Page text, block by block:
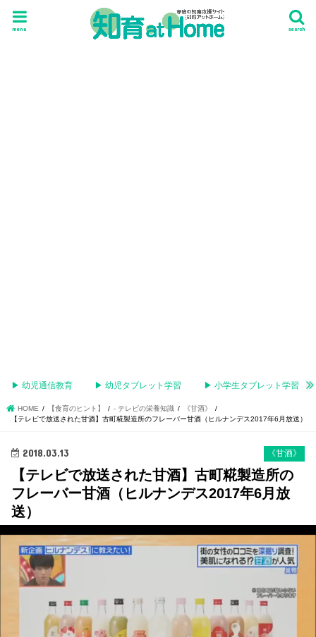
search
menu
▶︎ 幼児通信教育 ▶︎ 幼児タブレット学習 ▶︎ 小学生タブレット学習
HOME 【食育のヒント】 - テレビの栄養知識
《甘酒》
【テレビで放送された甘酒】古町糀製造所のフレーバー甘酒（ヒルナンデス2017年6月放送）
《甘酒》
2018.03.13
【テレビで放送された甘酒】古町糀製造所の
フレーバー甘酒（ヒルナンデス2017年6月放
送）